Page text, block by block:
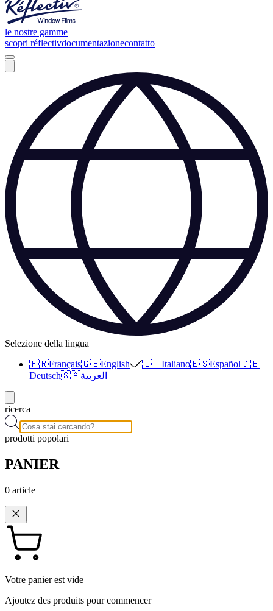
le nostre gamme
scopri réflectivdocumentazionecontatto
Selezione della lingua
🇫🇷Français🇬🇧English 🇮🇹Italiano🇪🇸Español🇩🇪
Deutsch🇸🇦العربية
ricerca
prodotti popolari
PANIER
0 article
Votre panier est vide
Ajoutez des produits pour commencer